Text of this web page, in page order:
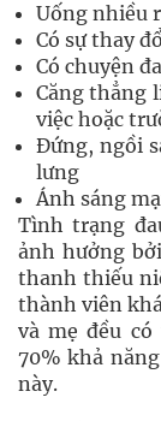
Uống nhiều
Có sự thay
Có chuyện
Căng thẳng
việc hoặc
Đứng, ngồi
lưng
Ánh sáng
Tình trạng
ảnh hưởng
thanh thiếu
thành viên
và mẹ đều
70% khả
này.